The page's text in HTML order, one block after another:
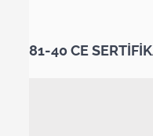
81-40 CE